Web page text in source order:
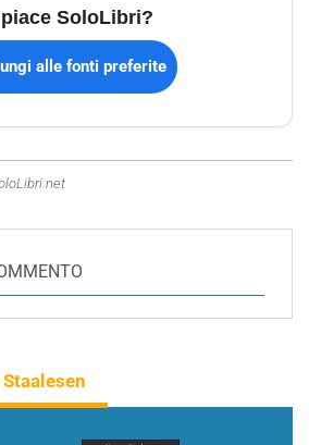
SoloLibri?
alle fonti preferite